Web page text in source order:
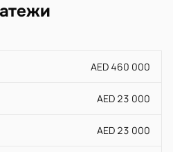
AED 460 000
AED 23 000
AED 23 000